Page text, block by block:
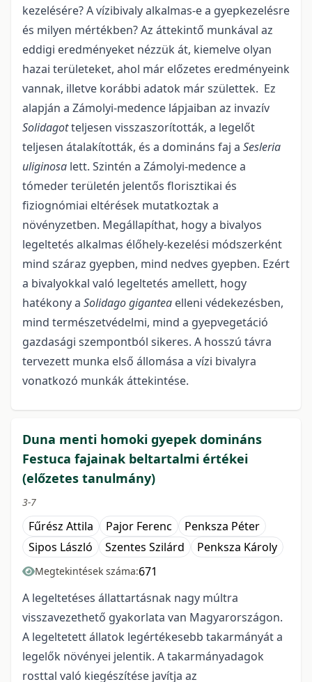
kezelésére? A vízibivaly alkalmas-e a gyepkezelésre
és milyen mértékben? Az áttekintő munkával az
eddigi eredményeket nézzük át, kiemelve olyan
hazai területeket, ahol már előzetes eredményeink
vannak, illetve korábbi adatok már születtek. Ez
alapján a Zámolyi-medence lápjaiban az invazív
Solidagotteljesen visszaszorították, a legelőt
teljesen átalakították, és a domináns faj a Sesleria
uliginosa lett. Szintén a Zámolyi-medence a
tómeder területén jelentős florisztikai és
fiziognómiai eltérések mutatkoztak a
növényzetben. Megállapíthat, hogy a bivalyos
legeltetés alkalmas élőhely-kezelési módszerként
mind száraz gyepben, mind nedves gyepben. Ezért
a bivalyokkal való legeltetés amellett, hogy
hatékony a Solidago gigantea elleni védekezésben,
mind természetvédelmi, mind a gyepvegetáció
gazdasági szempontból sikeres. A hosszú távra
tervezett munka első állomása a vízi bivalyra
vonatkozó munkák áttekintése.
Duna menti homoki gyepek domináns
Festuca fajainak beltartalmi értékei
(előzetes tanulmány)
3-7
Fűrész Attila Pajor Ferenc
Penksza Péter
Sipos László
Szentes Szilárd Penksza Károly
Megtekintések száma:671
A legeltetéses állattartásnak nagy múltra
visszavezethető gyakorlata van Magyarországon.
A legeltetett állatok legértékesebb takarmányát a
legelők növényei jelentik. A takarmányadagok
rosttal való kiegészítése javítja az